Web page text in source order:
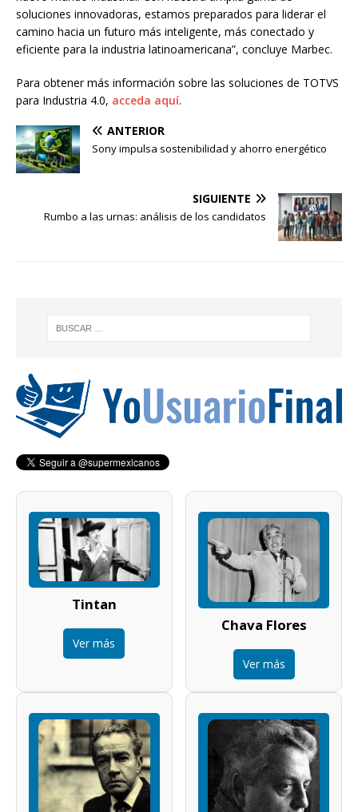
soluciones innovadoras, estamos preparados para liderar el
camino hacia un futuro más inteligente, más conectado y
eficiente para la industria latinoamericana”, concluye Marbec.
Para obtener más información sobre las soluciones de TOTVS
para Industria 4.0, acceda aquí.
ANTERIOR
Sony impulsa sostenibilidad y ahorro energético
SIGUIENTE
Rumbo a las urnas: análisis de los candidatos
Tintan
Ver más
Chava Flores
Ver más